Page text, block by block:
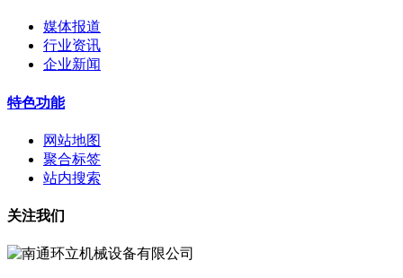
媒体报道
行业资讯
企业新闻
特色功能
网站地图
聚合标签
站内搜索
关注我们